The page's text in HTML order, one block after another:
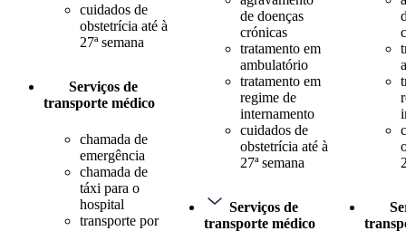
cuidados de
obstetrícia até à
27ª semana
Serviços de
transporte médico
chamada de
emergência
chamada de
táxi para o
hospital
transporte por
de doenças
crónicas
tratamento em
ambulatório
tratamento em
regime de
internamento
cuidados de
obstetrícia até à
27ª semana
Serviços de
transporte médico